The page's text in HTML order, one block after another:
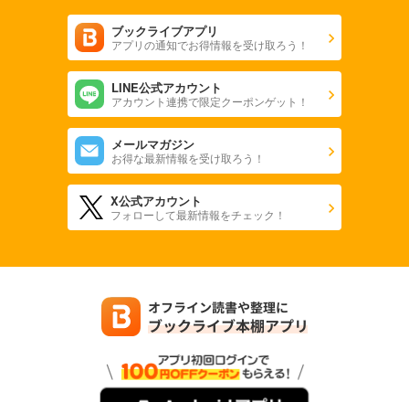
ブックライブアプリ
アプリの通知でお得情報を受け取ろう！
LINE公式アカウント
アカウント連携で限定クーポンゲット！
メールマガジン
お得な最新情報を受け取ろう！
X公式アカウント
フォローして最新情報をチェック！